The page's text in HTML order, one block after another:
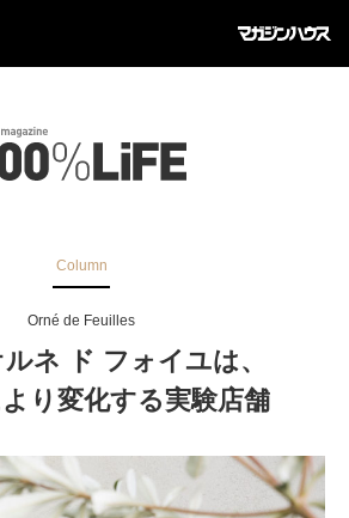
Column
Orné de Feuilles
ネ ド フォイユは、
り変化する実験店舗